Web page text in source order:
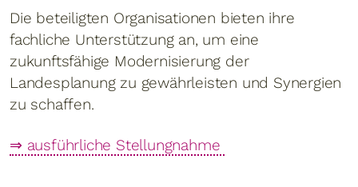
Die beteiligten Organisationen bieten ihre
fachliche Unterstützung an, um eine
zukunftsfähige Modernisierung der
Landesplanung zu gewährleisten und Synergien
zu schaffen.
⇒ ausführliche Stellungnahme